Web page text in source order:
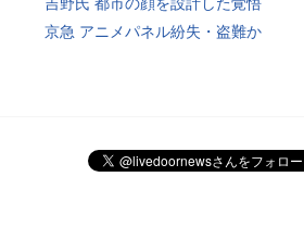
京急 アニメパネル紛失・盗難か